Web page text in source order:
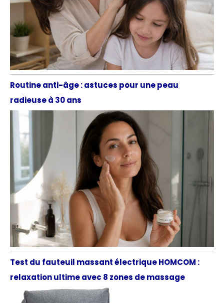
Routine anti-âge : astuces pour une peau
radieuse à 30 ans
Test du fauteuil massant électrique HOMCOM :
relaxation ultime avec 8 zones de massage